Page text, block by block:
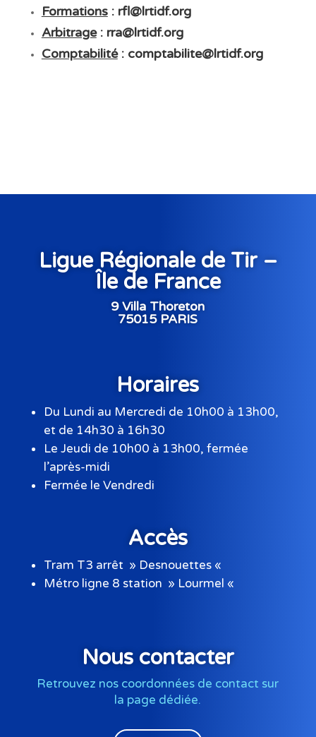
Formations: rfl@lrtidf.org
Arbitrage: rra@lrtidf.org
Comptabilité: comptabilite@lrtidf.org
Ligue Régionale de Tir –
Île de France
9 Villa Thoreton
75015 PARIS
Horaires
Du Lundi au Mercredi de 10h00 à 13h00,
et de 14h30 à 16h30
Le Jeudi de 10h00 à 13h00, fermée
l’après-midi
Fermée le Vendredi
Accès
Tram T3 arrêt » Desnouettes «
Métro ligne 8 station » Lourmel «
Nous contacter
Retrouvez nos coordonnées de contact sur
la page dédiée.